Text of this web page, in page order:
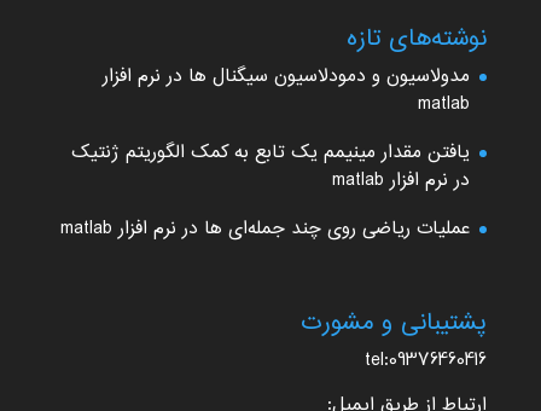
نوشته‌های تازه
مدولاسیون و دمودلاسیون سیگنال ها در نرم افزار
matlab
یافتن مقدار مینیمم یک تابع به کمک الگوریتم ژنتیک
در نرم افزار matlab
عملیات ریاضی روی چند جمله‌ای ها در نرم افزار matlab
پشتیبانی و مشورت
tel:09376460416